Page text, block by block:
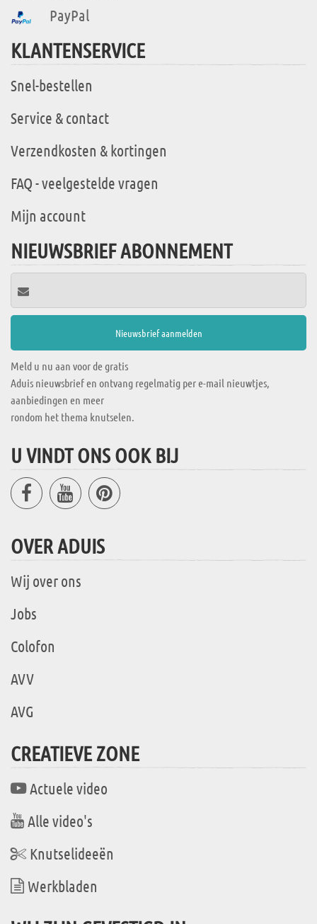
PayPal
KLANTENSERVICE
Snel-bestellen
Service & contact
Verzendkosten & kortingen
FAQ - veelgestelde vragen
Mijn account
NIEUWSBRIEF ABONNEMENT
Meld u nu aan voor de gratis
Aduis nieuwsbrief en ontvang regelmatig per e-mail nieuwtjes,
aanbiedingen en meer
rondom het thema knutselen.
U VINDT ONS OOK BIJ
OVER ADUIS
Wij over ons
Jobs
Colofon
AVV
AVG
CREATIEVE ZONE
Actuele video
Alle video's
Knutselideeën
Werkbladen